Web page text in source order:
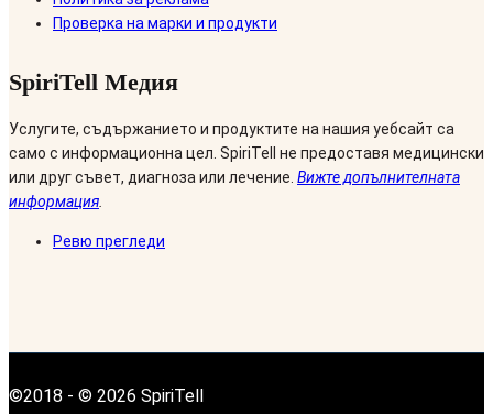
Проверка на марки и продукти
SpiriTell Медия
Услугите, съдържанието и продуктите на нашия уебсайт са
само с информационна цел. SpiriTell не предоставя медицински
или друг съвет, диагноза или лечение. Вижте допълнителната
информация.
Ревю прегледи
©2018 - © 2026 SpiriTell